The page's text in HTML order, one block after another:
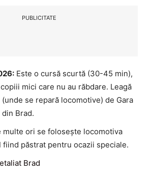
PUBLICITATE
Este o cursă scurtă (30-45 min),
mici care nu au răbdare. Leagă
se repară locomotive) de Gara
Brad.
multe ori se folosește locomotiva
fiind păstrat pentru ocazii speciale.
Brad